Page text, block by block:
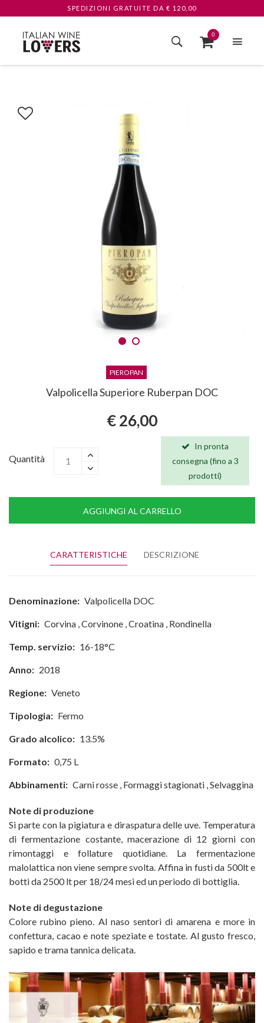
SPEDIZIONI GRATUITE DA € 120,00
0
PIEROPAN
Valpolicella Superiore Ruberpan DOC
€ 26,00
Quantità
In pronta
consegna (fino a 3
prodotti)
AGGIUNGI AL CARRELLO
CARATTERISTICHE DESCRIZIONE
Denominazione: Valpolicella DOC
Vitigni: Corvina ,Corvinone ,Croatina , Rondinella
Temp. servizio: 16-18°C
Anno: 2018
Regione: Veneto
Tipologia: Fermo
Grado alcolico: 13.5%
Formato: 0,75 L
Abbinamenti: Carni rosse , Formaggi stagionati ,Selvaggina
Note di produzione
Si parte con la pigiatura e diraspatura delle uve. Temperatura
di fermentazione costante, macerazione di 12 giorni con
rimontaggi e follature quotidiane. La fermentazione
malolattica non viene sempre svolta. Affina in fusti da 500lt e
botti da 2500 lt per 18/24 mesi ed un periodo di bottiglia.
Note di degustazione
Colore rubino pieno. Al naso sentori di amarena e more in
confettura, cacao e note speziate e tostate. Al gusto fresco,
sapido e trama tannica delicata.